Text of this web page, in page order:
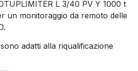
L 3/40 PV Y 1000 t
un monitoraggio da remoto delle
adatti alla riqualificazione